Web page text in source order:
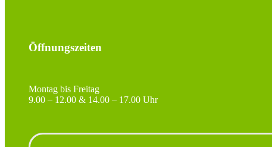
Öffnungszeiten
Montag bis Freitag
9.00 – 12.00 & 14.00 – 17.00 Uhr